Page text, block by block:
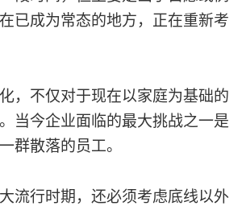
已成为常态的地方，正在重新考
，不仅对于现在以家庭为基础的
当今企业面临的最大挑战之一是
群散落的员工。
流行时期，还必须考虑底线以外